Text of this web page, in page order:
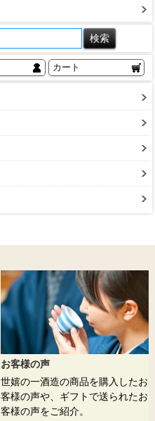
カート
お客様の声
世嬉の一酒造の商品を購入したお
客様の声や、ギフトで送られたお
客様の声をご紹介。